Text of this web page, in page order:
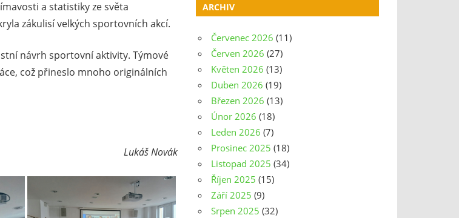
a statistiky ze světa
zákulisí velkých sportovních akcí.
návrh sportovní aktivity. Týmové
což přineslo mnoho originálních
Lukáš Novák
ARCHIV
Červenec 2026 (11)
Červen 2026 (27)
Květen 2026 (13)
Duben 2026 (19)
Březen 2026 (13)
Únor 2026 (18)
Leden 2026 (7)
Prosinec 2025 (18)
Listopad 2025 (34)
Říjen 2025 (15)
Září 2025 (9)
Srpen 2025 (32)